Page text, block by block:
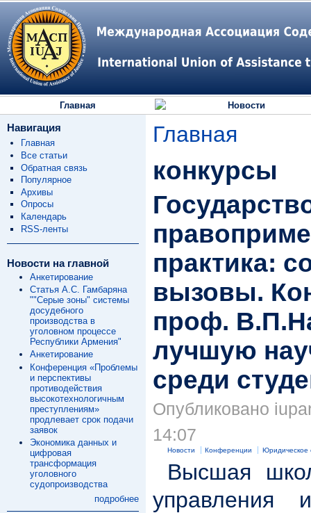
Главная Новости
Навигация
Главная
Все статьи
Обратная связь
Популярное
Архивы
Опросы
Календарь
RSS-ленты
Новости на главной
Анкетирование
Статья А.С. Гамбаряна
""Серые зоны" системы
досудебного
производства в
уголовном процессе
Республики Армения"
Анкетирование
Конференция «Проблемы
и перспективы
противодействия
высокотехнологичным
преступлениям»
продлевает срок подачи
заявок
Экономика данных и
цифровая
трансформация
уголовного
судопроизводства
подробнее
Главная
конкурсы
практика:
вызовы.
проф.
лучшую
среди
Опубликовано
14:07
Новости Конференции Юридическое
Высшая
управления